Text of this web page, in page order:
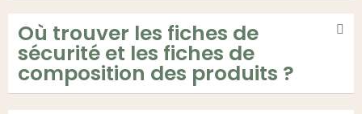
Où trouver les fiches de
sécurité et les fiches de
composition des produits ?